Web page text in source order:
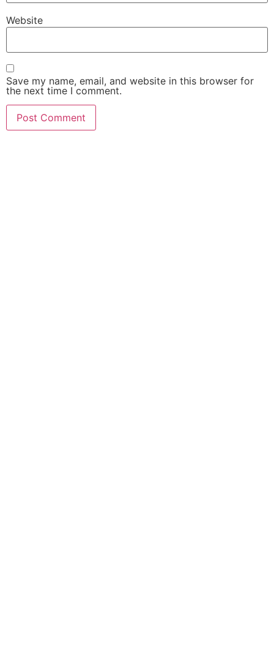
Website
Save my name, email, and website in this browser for
the next time I comment.